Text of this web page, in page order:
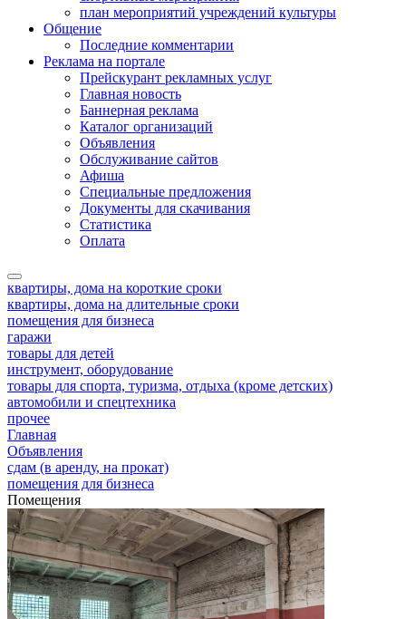
план мероприятий учреждений культуры
Общение
Последние комментарии
Реклама на портале
Прейскурант рекламных услуг
Главная новость
Баннерная реклама
Каталог организаций
Объявления
Обслуживание сайтов
Афиша
Специальные предложения
Документы для скачивания
Статистика
Оплата
квартиры, дома на короткие сроки
квартиры, дома на длительные сроки
помещения для бизнеса
гаражи
товары для детей
инструмент, оборудование
товары для спорта, туризма, отдыха (кроме детских)
автомобили и спецтехника
прочее
Главная
Объявления
сдам (в аренду, на прокат)
помещения для бизнеса
Помещения